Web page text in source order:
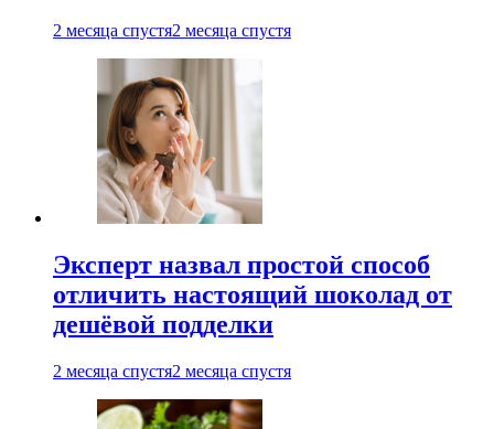
2 месяца спустя2 месяца спустя
Эксперт назвал простой способ
отличить настоящий шоколад от
дешёвой подделки
2 месяца спустя2 месяца спустя